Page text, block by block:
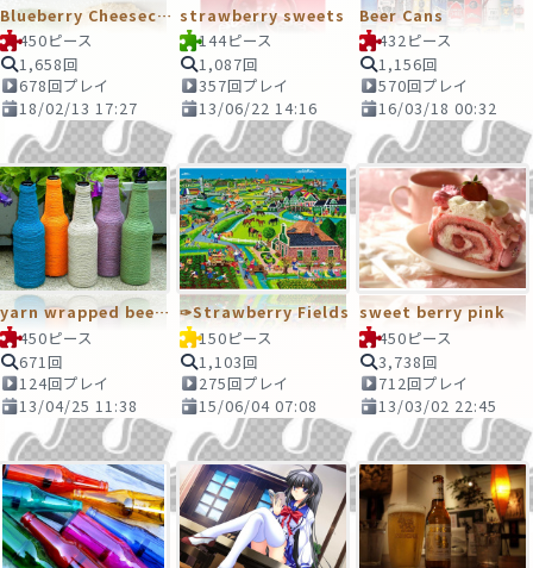
Blueberry Cheesecake
450ピース
1,658回
678回プレイ
18/02/13 17:27
strawberry sweets
144ピース
1,087回
357回プレイ
13/06/22 14:16
Beer Cans
432ピース
1,156回
570回プレイ
16/03/18 00:32
yarn wrapped beer bottle
450ピース
671回
124回プレイ
13/04/25 11:38
✑Strawberry Fields
150ピース
1,103回
275回プレイ
15/06/04 07:08
sweet berry pink
450ピース
3,738回
712回プレイ
13/03/02 22:45